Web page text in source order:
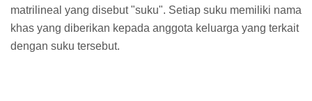
matrilineal yang disebut "suku". Setiap suku memiliki nama
khas yang diberikan kepada anggota keluarga yang terkait
dengan suku tersebut.